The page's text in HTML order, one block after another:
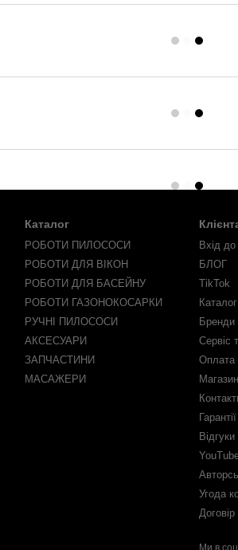
Каталог
РОБОТИ ПИЛОСОСИ
РОБОТИ ДЛЯ ВІКОН
РОБОТИ ДЛЯ БАСЕЙНУ
РОБОТИ ГАЗОНОКОСАРКИ
РУЧНІ ПИЛОСОСИ
АКСЕСУАРИ
ЗАПЧАСТИНИ
МАСАЖЕРИ
Вхід до
БЛОГ
TikTok
Каталог
Бренди
Сервіс
Оплата
Гарантії
Відгуки
Угода
Ми в